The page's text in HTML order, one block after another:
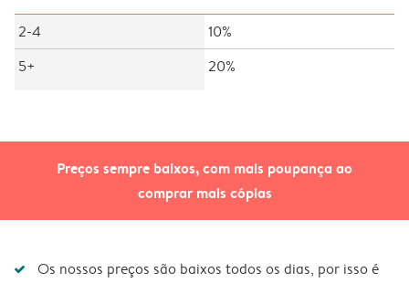
Preços sempre baixos, com mais poupança ao
comprar mais cópias
2-4
10%
5+
20%
Os nossos preços são baixos todos os dias, por isso é